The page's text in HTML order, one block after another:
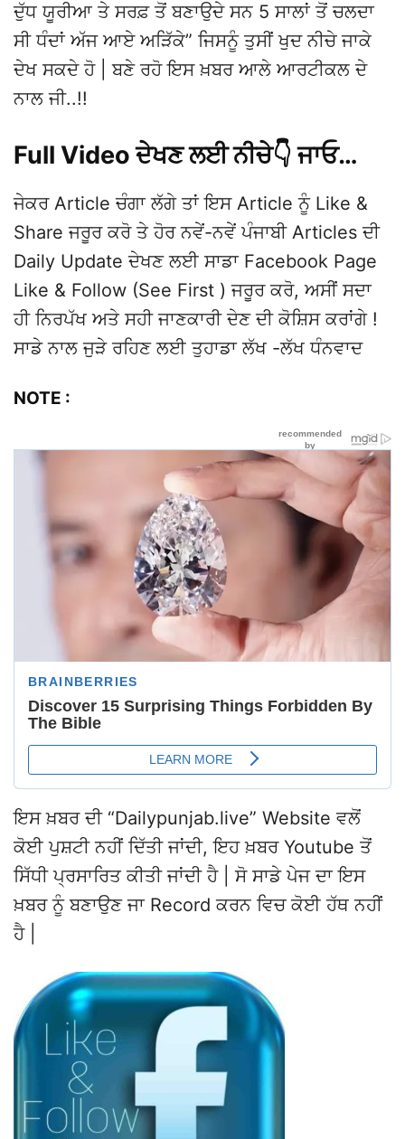
ਦੁੱਧ ਯੂਰੀਆ ਤੇ ਸਰਫ਼ ਤੋਂ ਬਣਾਉਦੇ ਸਨ 5 ਸਾਲਾਂ ਤੋਂ ਚਲਦਾ
ਸੀ ਧੰਦਾਂ ਅੱਜ ਆਏ ਅੜਿੱਕੇ” ਜਿਸਨੂੰ ਤੁਸੀਂ ਖੁਦ ਨੀਚੇ ਜਾਕੇ
ਦੇਖ ਸਕਦੇ ਹੋ | ਬਣੇ ਰਹੋ ਇਸ ਖ਼ਬਰ ਆਲੇ ਆਰਟੀਕਲ ਦੇ
ਨਾਲ ਜੀ..!!
Full Video ਦੇਖਣ ਲਈ ਨੀਚੇ👇 ਜਾਓ…
ਜੇਕਰ Article ਚੰਗਾ ਲੱਗੇ ਤਾਂ ਇਸ Article ਨੂੰ Like &
Share ਜਰੂਰ ਕਰੋ ਤੇ ਹੋਰ ਨਵੇਂ-ਨਵੇਂ ਪੰਜਾਬੀ Articles ਦੀ
Daily Update ਦੇਖਣ ਲਈ ਸਾਡਾ Facebook Page
Like & Follow (See First ) ਜਰੂਰ ਕਰੋ, ਅਸੀਂ ਸਦਾ
ਹੀ ਨਿਰਪੱਖ ਅਤੇ ਸਹੀ ਜਾਣਕਾਰੀ ਦੇਣ ਦੀ ਕੋਸ਼ਿਸ ਕਰਾਂਗੇ !
ਸਾਡੇ ਨਾਲ ਜੁੜੇ ਰਹਿਣ ਲਈ ਤੁਹਾਡਾ ਲੱਖ -ਲੱਖ ਧੰਨਵਾਦ
NOTE :
ਇਸ ਖ਼ਬਰ ਦੀ “Dailypunjab.live” Website ਵਲੋਂ
ਕੋਈ ਪੁਸ਼ਟੀ ਨਹੀਂ ਦਿੱਤੀ ਜਾਂਦੀ, ਇਹ ਖ਼ਬਰ Youtube ਤੋਂ
ਸਿੱਧੀ ਪ੍ਰਸਾਰਿਤ ਕੀਤੀ ਜਾਂਦੀ ਹੈ | ਸੋ ਸਾਡੇ ਪੇਜ ਦਾ ਇਸ
ਖ਼ਬਰ ਨੂੰ ਬਣਾਉਣ ਜਾ Record ਕਰਨ ਵਿਚ ਕੋਈ ਹੱਥ ਨਹੀਂ
ਹੈ |